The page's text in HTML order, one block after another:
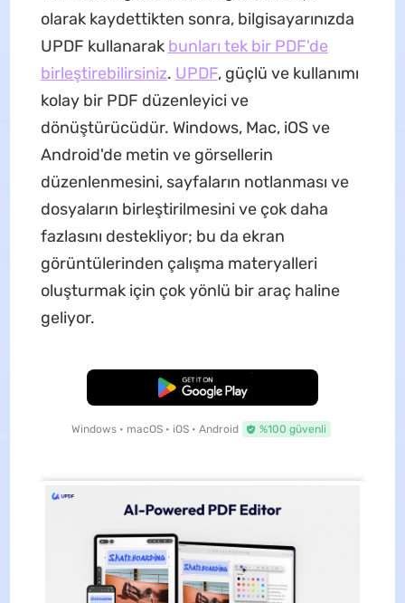
olarak kaydettikten sonra, bilgisayarınızda
UPDF kullanarak bunları tek bir PDF'de
birleştirebilirsiniz. UPDF, güçlü ve kullanımı
kolay bir PDF düzenleyici ve
dönüştürücüdür. Windows, Mac, iOS ve
Android'de metin ve görsellerin
düzenlenmesini, sayfaların notlanması ve
dosyaların birleştirilmesini ve çok daha
fazlasını destekliyor; bu da ekran
görüntülerinden çalışma materyalleri
oluşturmak için çok yönlü bir araç haline
geliyor.
Ücretsiz İndirme
Windows • macOS • iOS • Android %100 güvenli